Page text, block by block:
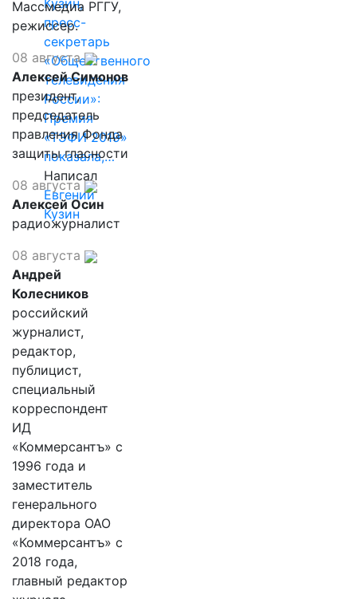
Кузин,
пресс-
секретарь
«Общественного
телевидения
России»:
Премия
«ТЭФИ 2019»
показала,…
Написал
Евгений
Кузин
Массмедиа РГГУ,
режиссер.
08 августа
Алексей Симонов
президент,
председатель
правления Фонда
защиты гласности
08 августа
Алексей Осин
радиожурналист
08 августа
Андрей
Колесников
российский
журналист,
редактор,
публицист,
специальный
корреспондент
ИД
«Коммерсантъ» с
1996 года и
заместитель
генерального
директора ОАО
«Коммерсантъ» с
2018 года,
главный редактор